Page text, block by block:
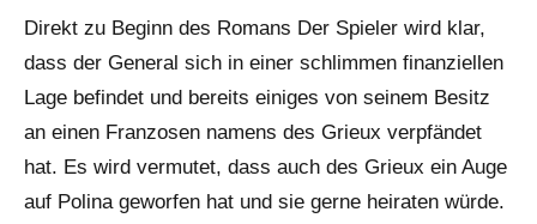
Direkt zu Beginn des Romans Der Spieler wird klar,
dass der General sich in einer schlimmen finanziellen
Lage befindet und bereits einiges von seinem Besitz
an einen Franzosen namens des Grieux verpfändet
hat. Es wird vermutet, dass auch des Grieux ein Auge
auf Polina geworfen hat und sie gerne heiraten würde.